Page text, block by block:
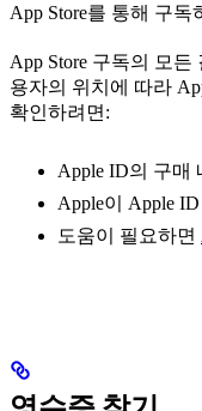
App Store를 통해 구독
App Store 구독의 모
용자의 위치에 따라
확인하려면:
Apple ID의 구매
Apple이 Apple
도움이 필요하면